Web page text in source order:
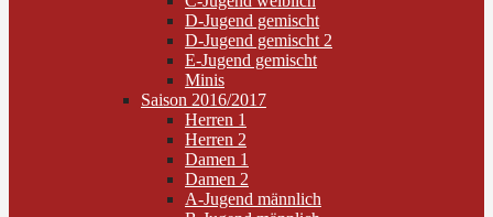
D-Jugend gemischt
D-Jugend gemischt 2
E-Jugend gemischt
Minis
Saison 2016/2017
Herren 1
Herren 2
Damen 1
Damen 2
A-Jugend männlich